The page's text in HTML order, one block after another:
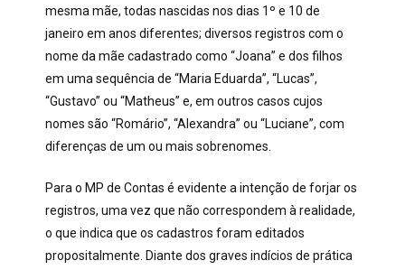
mesma mãe, todas nascidas nos dias 1º e 10 de
janeiro em anos diferentes; diversos registros com o
nome da mãe cadastrado como “Joana” e dos filhos
em uma sequência de “Maria Eduarda”, “Lucas”,
“Gustavo” ou “Matheus” e, em outros casos cujos
nomes são “Romário”, “Alexandra” ou “Luciane”, com
diferenças de um ou mais sobrenomes.
Para o MP de Contas é evidente a intenção de forjar os
registros, uma vez que não correspondem à realidade,
o que indica que os cadastros foram editados
propositalmente. Diante dos graves indícios de prática